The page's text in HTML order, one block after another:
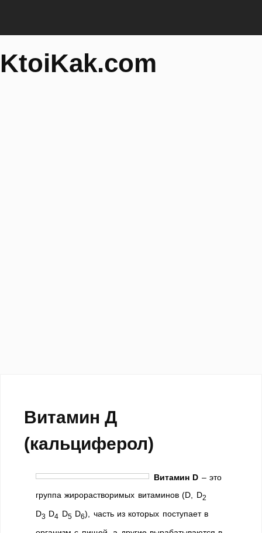
KtoiKak.com
Витамин Д
(кальциферол)
Витамин D – это
группа жирорастворимых витаминов (D, D2
D3 D4 D5 D6), часть из которых поступает в